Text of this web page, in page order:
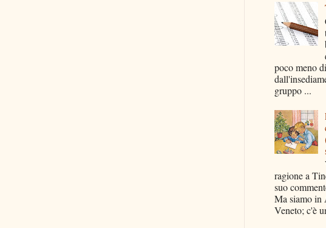
poco meno
gruppo ...
ragione a
suo
Ma siamo in
Veneto; c'è